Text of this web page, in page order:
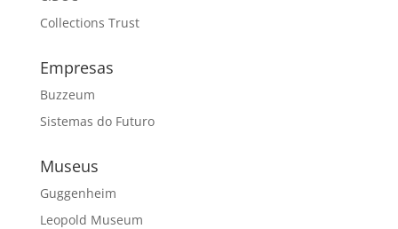
Collections Trust
Empresas
Buzzeum
Sistemas do Futuro
Museus
Guggenheim
Leopold Museum